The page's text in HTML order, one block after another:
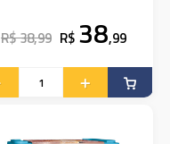
R$ 38,99 R$ 38,99